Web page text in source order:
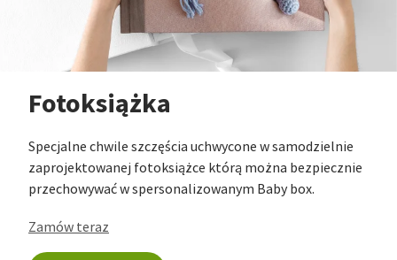
Fotoksiążka
Specjalne chwile szczęścia uchwycone w samodzielnie
zaprojektowanej fotoksiążce którą można bezpiecznie
przechowywać w spersonalizowanym Baby box.
Zamów teraz